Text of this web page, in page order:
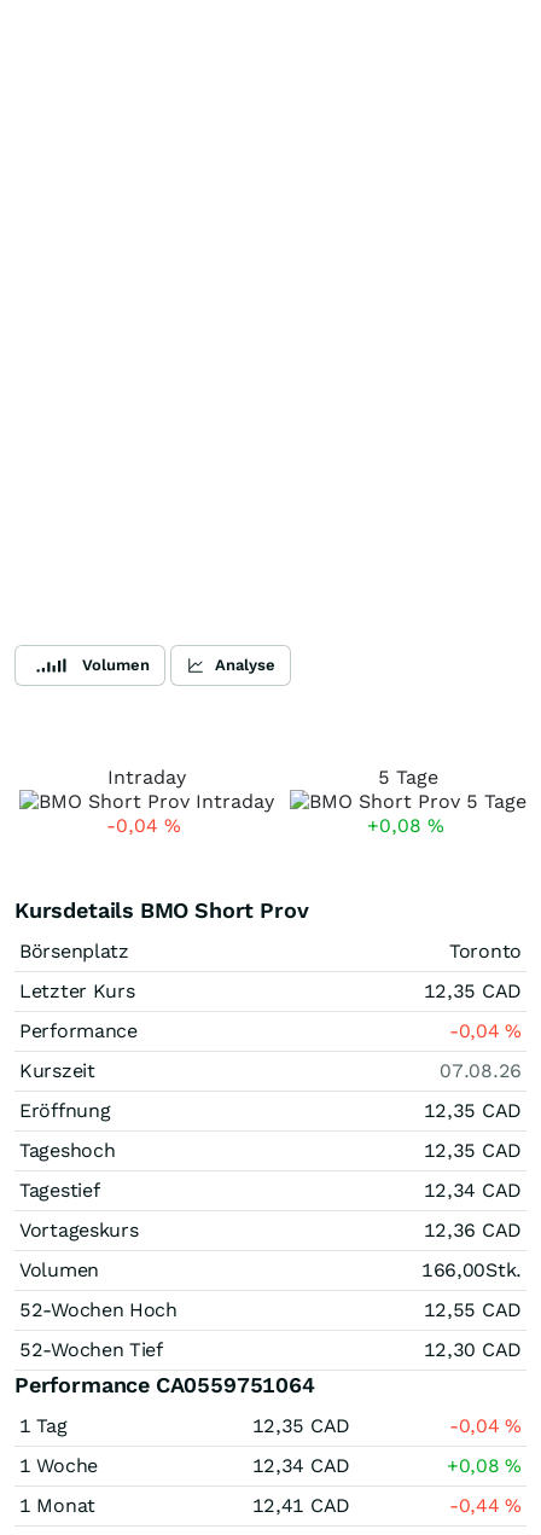
Volumen Analyse
Intraday
-0,04 %
5 Tage
+0,08 %
Kursdetails BMO Short Prov
Börsenplatz
Toronto
Letzter Kurs
12,35 CAD
Performance
-0,04%
Kurszeit
07.08.26
Eröffnung
12,35 CAD
Tageshoch
12,35 CAD
Tagestief
12,34 CAD
Vortageskurs
12,36 CAD
Volumen
166,00Stk.
52-Wochen Hoch
12,55 CAD
52-Wochen Tief
12,30 CAD
Performance CA0559751064
1 Tag 12,35 CAD -0,04%
1 Woche
12,34 CAD +0,08%
1 Monat
12,41 CAD -0,44%